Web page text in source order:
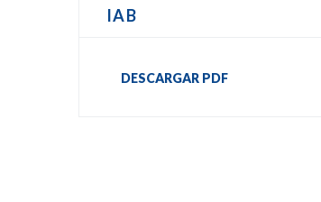
IAB
DESCARGAR PDF